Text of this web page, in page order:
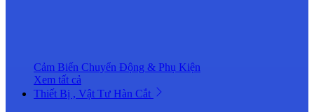
Cảm Biến Chuyển Động & Phụ Kiện
Xem tất cả
Thiết Bị , Vật Tư Hàn Cắt